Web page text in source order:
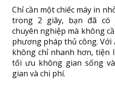
Chỉ cần một chiếc máy in
trong 2 giây, bạn đã có
chuyên nghiệp mà không
phương pháp thủ công. Với
không chỉ nhanh hơn, tiện
tối ưu không gian sống
gian và chi phí.